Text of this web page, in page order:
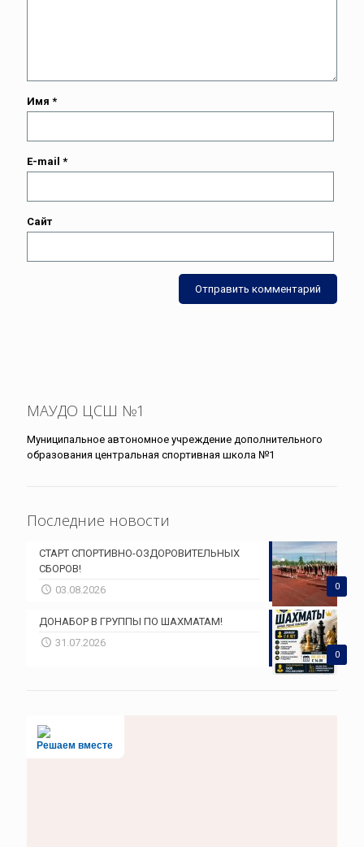
Имя *
E-mail *
Сайт
МАУДО ЦСШ №1
Муниципальное автономное учреждение дополнительного
образования центральная спортивная школа №1
Последние новости
0
СТАРТ СПОРТИВНО-ОЗДОРОВИТЕЛЬНЫХ
СБОРОВ!
03.08.2026
0
ДОНАБОР В ГРУППЫ ПО ШАХМАТАМ!
31.07.2026
Решаем вместе